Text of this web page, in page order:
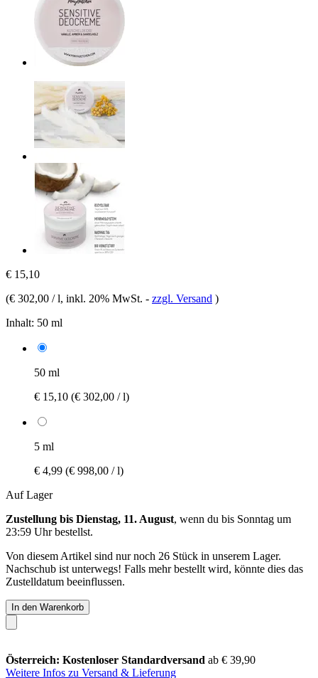
€ 15,10
(€ 302,00 / l, inkl. 20% MwSt. - zzgl. Versand )
Inhalt: 50 ml
50 ml
€ 15,10 (€ 302,00 / l)
5 ml
€ 4,99 (€ 998,00 / l)
Auf Lager
Zustellung bis Dienstag, 11. August, wenn du bis Sonntag um
23:59 Uhrbestellst.
Von diesem Artikel sind nur noch 26 Stück in unserem Lager.
Nachschub ist unterwegs! Falls mehr bestellt wird, könnte dies das
Zustelldatum beeinflussen.
In den Warenkorb
Österreich: Kostenloser Standardversand ab € 39,90
Weitere Infos zu Versand & Lieferung